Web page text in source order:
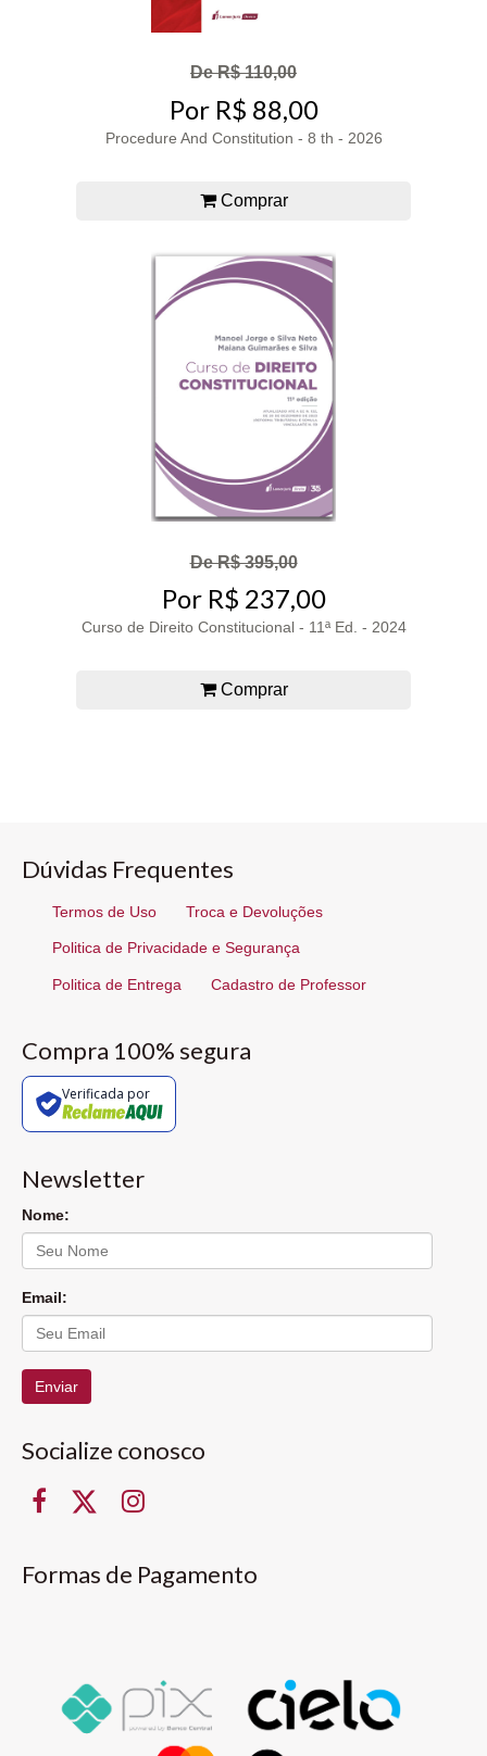
De R$ 110,00
Por R$ 88,00
Procedure And Constitution - 8 th - 2026
Comprar
De R$ 395,00
Por R$ 237,00
Curso de Direito Constitucional - 11ª Ed. - 2024
Comprar
Dúvidas Frequentes
Termos de Uso Troca e Devoluções
Politica de Privacidade e Segurança
Politica de Entrega Cadastro de Professor
Compra 100% segura
Verificada por
Newsletter
Nome:
Email:
Enviar
Socialize conosco
Formas de Pagamento